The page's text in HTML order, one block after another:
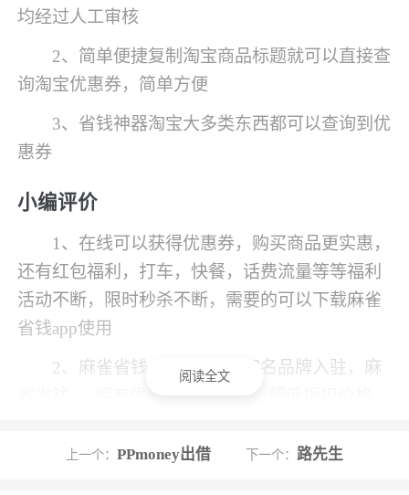
均经过人工审核
2、简单便捷复制淘宝商品标题就可以直接查
询淘宝优惠券，简单方便
3、省钱神器淘宝大多类东西都可以查询到优
惠券
小编评价
1、在线可以获得优惠券，购买商品更实惠，
还有红包福利，打车，快餐，话费流量等等福利
活动不断，限时秒杀不断，需要的可以下载麻雀
省钱app使用
2、麻雀省钱app拥有多个知名品牌入驻，麻
阅读全文
上一个： PPmoney出借 下一个： 路先生